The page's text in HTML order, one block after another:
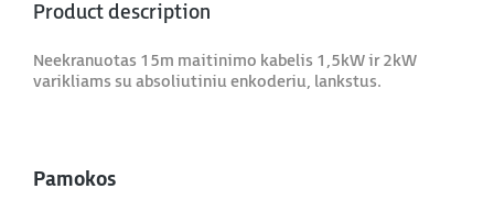
Product description
Neekranuotas 15m maitinimo kabelis 1,5kW ir 2kW
varikliams su absoliutiniu enkoderiu, lankstus.
Pamokos